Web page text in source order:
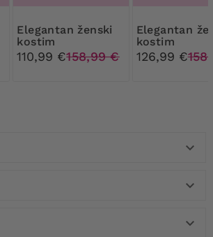
Elegantan ženski
kostim
110,99 €158,99 €
Elegantan ženski
kostim
126,99 €


